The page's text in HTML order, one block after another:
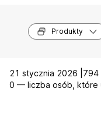
Produkty
21 stycznia 2026 | 794
0 — liczba osób, które